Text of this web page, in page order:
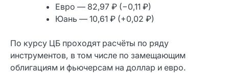
Евро — 82,97 ₽ (−0,11 ₽)
Юань — 10,61 ₽ (+0,02 ₽)
По курсу ЦБ проходят расчёты по ряду
инструментов, в том числе по замещающим
облигациям и фьючерсам на доллар и евро.